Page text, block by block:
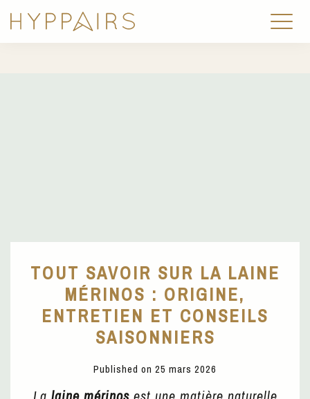
TOUT SAVOIR SUR LA LAINE
MÉRINOS : ORIGINE,
ENTRETIEN ET CONSEILS
SAISONNIERS
Published on 25 mars 2026